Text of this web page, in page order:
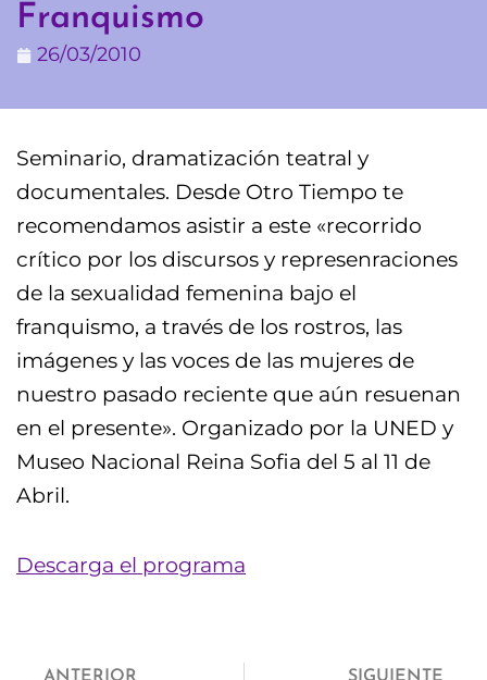
Franquismo
26/03/2010
Seminario, dramatización teatral y
documentales. Desde Otro Tiempo te
recomendamos asistir a este «recorrido
crítico por los discursos y represenraciones
de la sexualidad femenina bajo el
franquismo, a través de los rostros, las
imágenes y las voces de las mujeres de
nuestro pasado reciente que aún resuenan
en el presente». Organizado por la UNED y
Museo Nacional Reina Sofia del 5 al 11 de
Abril.
Descarga el programa
ANTERIOR SIGUIENTE